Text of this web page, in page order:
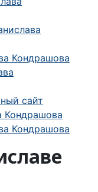
Кондрашова
сайт
Кондрашова
Кондрашова